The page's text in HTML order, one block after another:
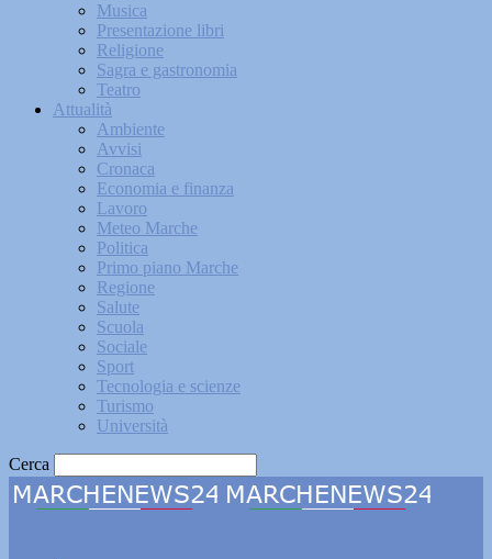
Musica
Presentazione libri
Religione
Sagra e gastronomia
Teatro
Attualità
Ambiente
Avvisi
Cronaca
Economia e finanza
Lavoro
Meteo Marche
Politica
Primo piano Marche
Regione
Salute
Scuola
Sociale
Sport
Tecnologia e scienze
Turismo
Università
Cerca